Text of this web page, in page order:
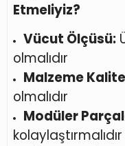
Etmeliyiz?
Vücut Ölçüsü:
olmalıdır
Malzeme
olmalıdır
Modüler
kolaylaştırmalıdır